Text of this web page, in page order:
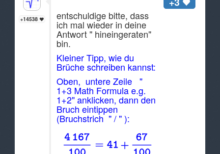
+14538
entschuldige bitte, dass
ich mal wieder in deine
Antwort " hineingeraten"
bin.
Kleiner Tipp, wie du
Brüche schreiben kannst:
Oben, untere Zeile "
1+3 Math Formula e.g.
1+2" anklicken, dann den
Bruch eintippen
(Bruchstrich " / " ):